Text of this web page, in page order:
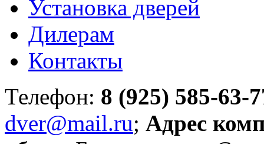
Установка дверей
Дилерам
Контакты
Телефон: 8 (925) 585-63-
dver@mail.ru; Адрес